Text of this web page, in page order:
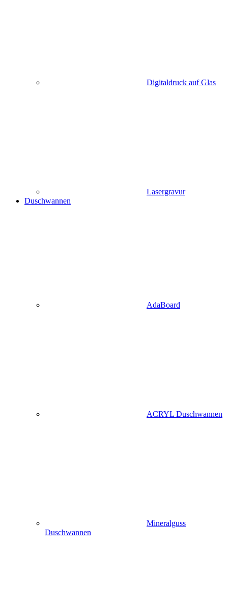
Digitaldruck auf Glas
Lasergravur
Duschwannen
AdaBoard
ACRYL Duschwannen
Mineralguss
Duschwannen